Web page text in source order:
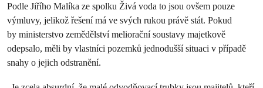
Podle Jiřího Malíka ze spolku Živá voda to jsou ovšem pouze
výmluvy, jelikož řešení má ve svých rukou právě stát. Pokud
by ministerstvo zemědělství meliorační soustavy majetkově
odepsalo, měli by vlastníci pozemků jednodušší situaci v případě
snahy o jejich odstranění.